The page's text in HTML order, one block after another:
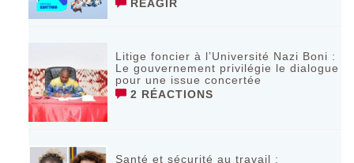
RÉAGIR
Litige foncier à l’Université Nazi Boni :
Le gouvernement privilégie le dialogue
pour une issue concertée
2 RÉACTIONS
Santé et sécurité au travail :